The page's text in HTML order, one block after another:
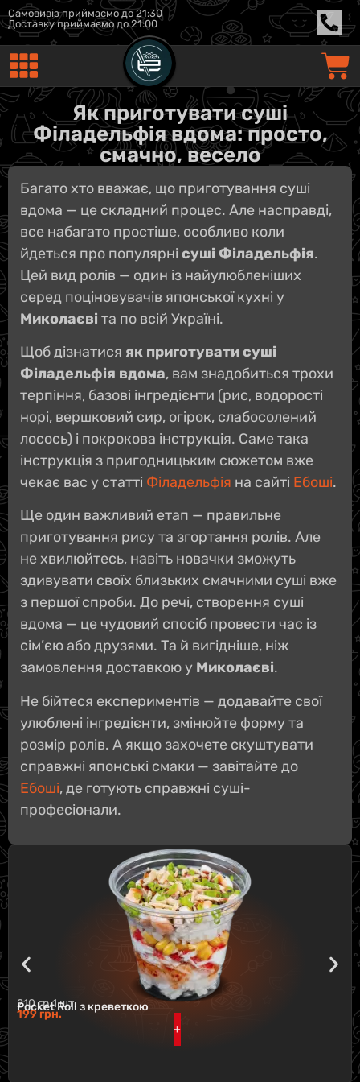
Самовивіз приймаємо до 21:30
Доставку приймаємо до 21:00
Як приготувати суші
Філадельфія вдома: просто,
смачно, весело
Багато хто вважає, що приготування суші
вдома — це складний процес. Але насправді,
все набагато простіше, особливо коли
йдеться про популярні суші Філадельфія.
Цей вид ролів — один із найулюбленіших
серед поціновувачів японської кухні у
Миколаєві та по всій Україні.
Щоб дізнатися як приготувати суші
Філадельфія вдома, вам знадобиться трохи
терпіння, базові інгредієнти (рис, водорості
норі, вершковий сир, огірок, слабосолений
лосось) і покрокова інструкція. Саме така
інструкція з пригодницьким сюжетом вже
чекає вас у статті Філадельфія на сайті Ебоші.
Ще один важливий етап — правильне
приготування рису та згортання ролів. Але
не хвилюйтесь, навіть новачки зможуть
здивувати своїх близьких смачними суші вже
з першої спроби. До речі, створення суші
вдома — це чудовий спосіб провести час із
сім’єю або друзями. Та й вигідніше, ніж
замовлення доставкою у Миколаєві.
Не бійтеся експериментів — додавайте свої
улюблені інгредієнти, змінюйте форму та
розмір ролів. А якщо захочете скуштувати
справжні японські смаки — завітайте до
Ебоші, де готують справжні суші-
професіонали.
210 гр.1 шт.
Pocket Roll з креветкою
199грн.
+